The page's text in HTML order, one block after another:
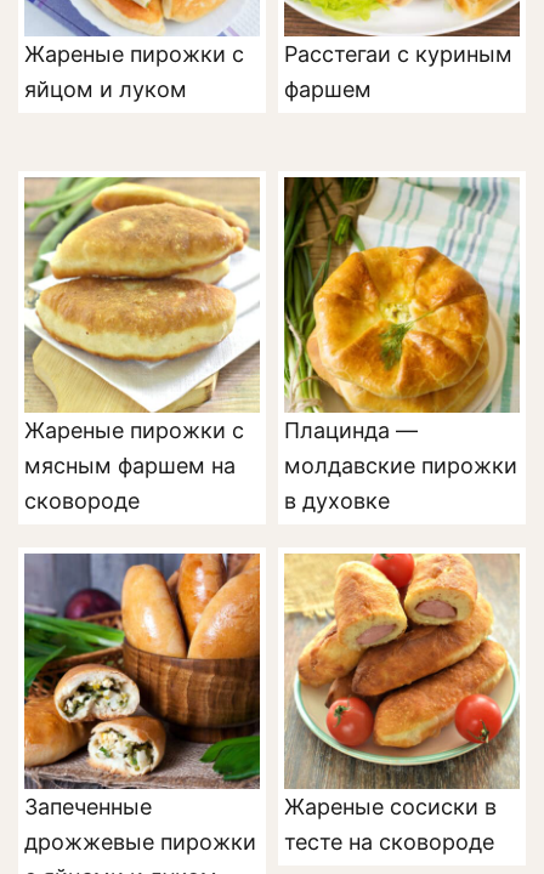
Жареные пирожки с
яйцом и луком
Расстегаи с куриным
фаршем
Жареные пирожки с
мясным фаршем на
сковороде
Плацинда —
молдавские пирожки
в духовке
Запеченные
дрожжевые пирожки
Жареные сосиски в
тесте на сковороде